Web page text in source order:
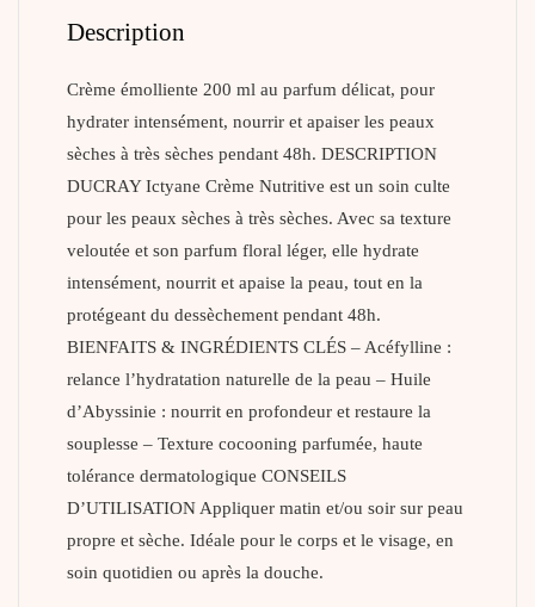
Description
Crème émolliente 200 ml au parfum délicat, pour
hydrater intensément, nourrir et apaiser les peaux
sèches à très sèches pendant 48h. DESCRIPTION
DUCRAY Ictyane Crème Nutritive est un soin culte
pour les peaux sèches à très sèches. Avec sa texture
veloutée et son parfum floral léger, elle hydrate
intensément, nourrit et apaise la peau, tout en la
protégeant du dessèchement pendant 48h.
BIENFAITS & INGRÉDIENTS CLÉS – Acéfylline :
relance l’hydratation naturelle de la peau – Huile
d’Abyssinie : nourrit en profondeur et restaure la
souplesse – Texture cocooning parfumée, haute
tolérance dermatologique CONSEILS
D’UTILISATION Appliquer matin et/ou soir sur peau
propre et sèche. Idéale pour le corps et le visage, en
soin quotidien ou après la douche.